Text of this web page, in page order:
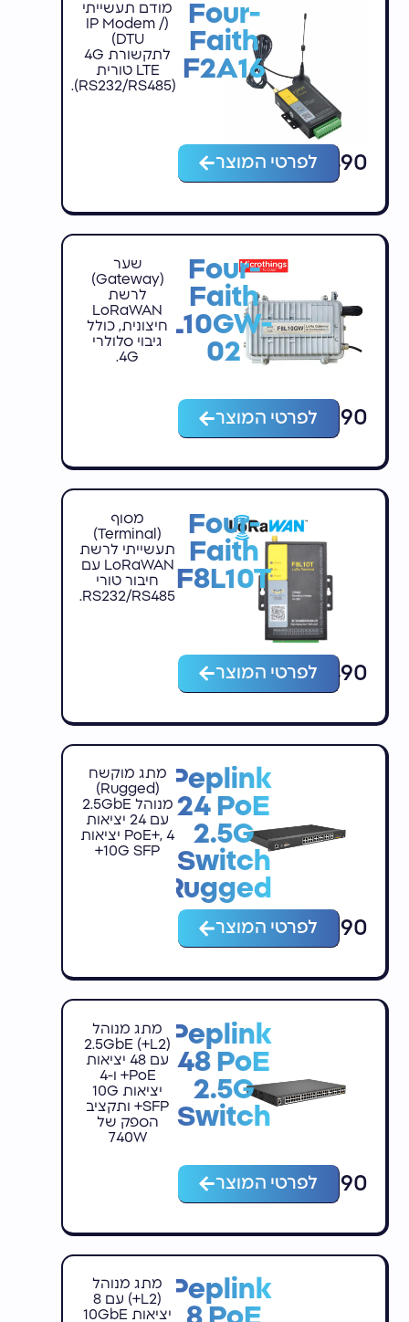
Four-
Faith
F2A16
מודם תעשייתי
(IP Modem /
DTU)
לתקשורת 4G
LTE טורית
(RS232/RS485).
₪ 490 לפרטי המוצר
Four-
Faith
F8L10GW-
02
שער
(Gateway)
לרשת
LoRaWAN
חיצונית, כולל
גיבוי סלולרי
4G.
₪2,190לפרטי המוצר
Four-
Faith
F8L10T
מסוף
(Terminal)
תעשייתי לרשת
LoRaWAN עם
חיבור טורי
RS232/RS485.
₪ 490 לפרטי המוצר
Peplink
24 PoE
2.5G
Switch
Rugged
מתג מוקשח
(Rugged)
מנוהל 2.5GbE
עם 24 יציאות
PoE+, 4 יציאות
10G SFP+
₪5,990לפרטי המוצר
Peplink
48 PoE
2.5G
Switch
מתג מנוהל
(L2+) 2.5GbE
עם 48 יציאות
PoE+ ו-4
יציאות 10G
SFP+ ותקציב
הספק של
740W
₪5,990לפרטי המוצר
Peplink
מתג מנוהל
(L2+) עם 8
יציאות 10GbE